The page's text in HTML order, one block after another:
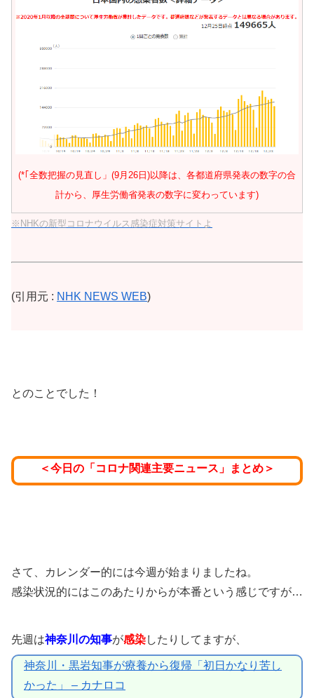
(*｢全数把握の見直し」(9月26日)以降は、各都道府県発表の数字の合
計から、厚生労働省発表の数字に変わっています)
※NHKの新型コロナウイルス感染症対策サイトよ
(引用元 : NHK NEWS WEB)
とのことでした！
＜今日の「コロナ関連主要ニュース」まとめ＞
さて、カレンダー的には今週が始まりましたね。
感染状況的にはこのあたりからが本番という感じですが…
先週は神奈川の知事が感染したりしてますが、
神奈川・黒岩知事が療養から復帰「初日かなり苦し
かった」 – カナロコ